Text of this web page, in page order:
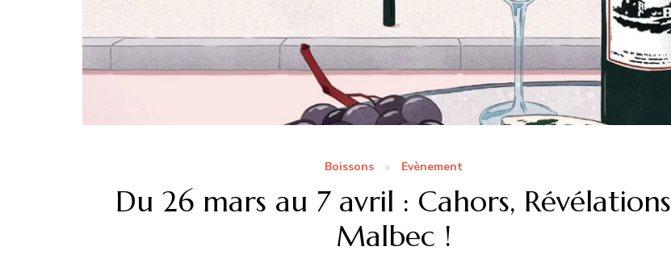
Boissons Evènement
Du 26 mars au 7 avril : Cahors, Révélations
Malbec !